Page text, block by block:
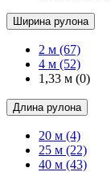
Ширина рулона
2 м (67)
4 м (52)
1,33 м (0)
Длина рулона
20 м (4)
25 м (22)
40 м (43)